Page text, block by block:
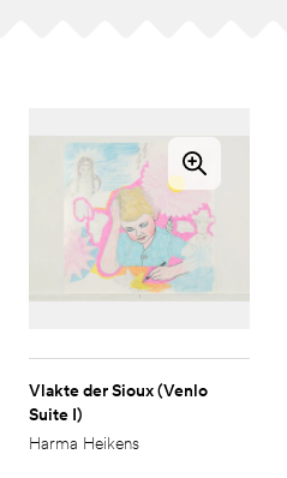
Vlakte der Sioux (Venlo
Suite I)
Harma Heikens